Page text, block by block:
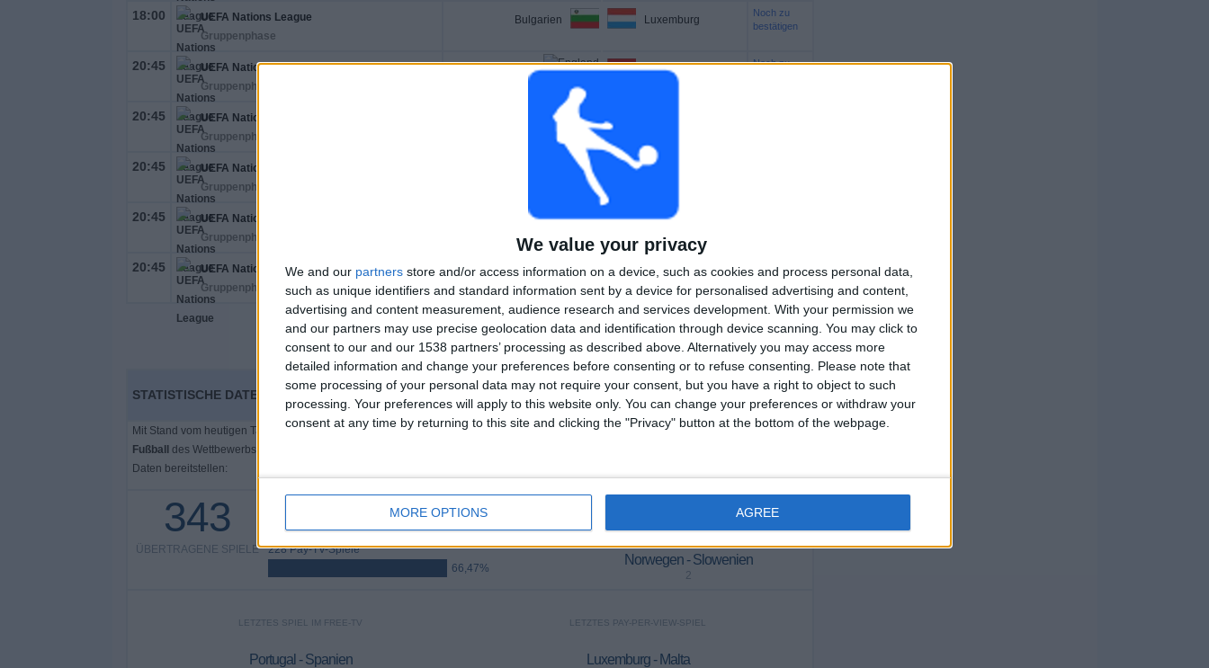
We value your privacy
We and our partners store and/or access information on a device, such as cookies and process personal data,
such as unique identifiers and standard information sent by a device for personalised advertising and content,
advertising and content measurement, audience research and services development. With your permission we
and our partners may use precise geolocation data and identification through device scanning. You may click to
consent to our and our 1538 partners’ processing as described above. Alternatively you may access more
detailed information and change your preferences before consenting or to refuse consenting.
Please note that
some processing of your personal data may not require your consent, but you have a right to object to such
processing. Your preferences will apply to this website only. You can change your preferences or withdraw your
consent at any time by returning to this site and clicking the "Privacy" button at the bottom of the webpage.
MORE OPTIONS AGREE
18:00
UEFA Nations League
Gruppenphase
Bulgarien Luxemburg
Noch zu
bestätigen
20:45
UEFA Nations League
Gruppenphase
England Spanien
Noch zu
20:45
UEFA Nations League
Gruppenphase
Tschechische Republik
20:45
UEFA Nations League
Gruppenphase
20:45
UEFA Nations League
Gruppenphase
Nord Mazedonien Schweiz
20:45
UEFA Nations League
Gruppenphase
Albanien Weißrussland
bestätigen
Mehr Tage
STATISTISCHE DATEN VON UEFA NATIONS LEAGUE IM FERNSEHEN IN ÖSTERREICH
Mit Stand vom heutigen Tag 07.08.2026und seitdem diese Webseite statistische Daten darüber sammelt, wann und wo die Spiele von
Fußball
des Wettbewerbs
Daten bereitstellen:
343
ÜBERTRAGENE SPIELE
33,53%
228 Pay-TV-Spiele
66,47%
Norwegen - Slowenien
2
LETZTES SPIEL IM FREE-TV
Portugal - Spanien
LETZTES PAY-PER-VIEW-SPIEL
Luxemburg - Malta